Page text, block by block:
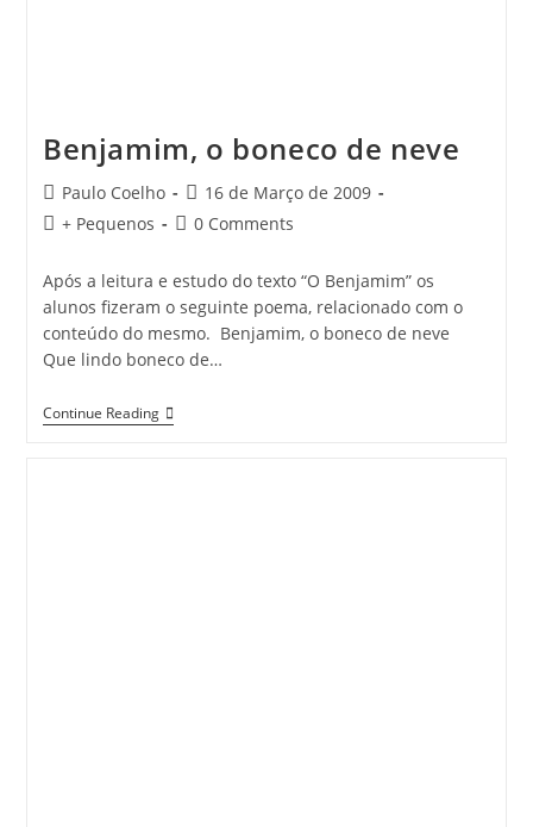
Benjamim, o boneco de neve
Post
author:
Paulo Coelho
Post
published:
16 de Março de 2009
Post+ Pequenos
Post0 Comments
Após a leitura e estudo do texto “O Benjamim” os
alunos fizeram o seguinte poema, relacionado com o
conteúdo do mesmo. Benjamim, o boneco de neve
Que lindo boneco de…
Continue ReadingBenjamim,
O